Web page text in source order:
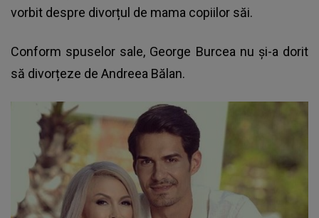
vorbit despre divorțul de mama copiilor săi.
Conform spuselor sale, George Burcea nu și-a dorit
să divorțeze de Andreea Bălan.